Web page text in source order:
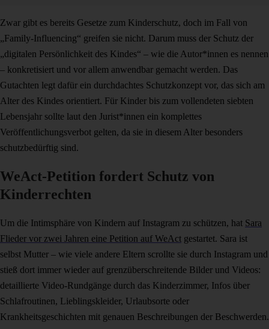
Zwar gibt es bereits Gesetze zum Kinderschutz, doch im Fall von
„Family-Influencing“ greifen sie nicht. Darum muss der Schutz der
„digitalen Persönlichkeit des Kindes“ – wie die Autor*innen es nennen
– konkretisiert und vor allem anwendbar gemacht werden. Das
Gutachten legt dafür ein durchdachtes Schutzkonzept vor, das sich am
Alter des Kindes orientiert. Für Kinder bis zum vollendeten siebten
Lebensjahr sollte laut den Jurist*innen ein komplettes
Veröffentlichungsverbot gelten, da sie in diesem Alter besonders
schutzbedürftig sind.
WeAct-Petition fordert Schutz von
Kinderrechten
Um die Intimsphäre von Kindern auf Instagram zu schützen, hat Sara
Flieder vor zwei Jahren eine Petition auf WeAct gestartet. Sara ist
selbst Mutter – wie viele andere Eltern scrollte sie durch Instagram und
stieß dort immer wieder auf grenzüberschreitende Bilder und Videos:
detaillierte Video-Rundgänge durch das Kinderzimmer, Infos über
Schlafroutinen, Lieblingskleider, Urlaubsorte oder
Krankheitsgeschichten mit genauen Beschreibungen der Beschwerden.